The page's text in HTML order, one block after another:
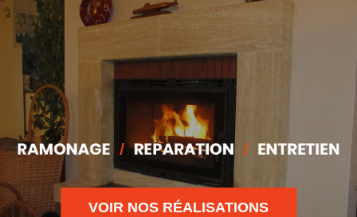
VOIR NOS RÉALISATIONS